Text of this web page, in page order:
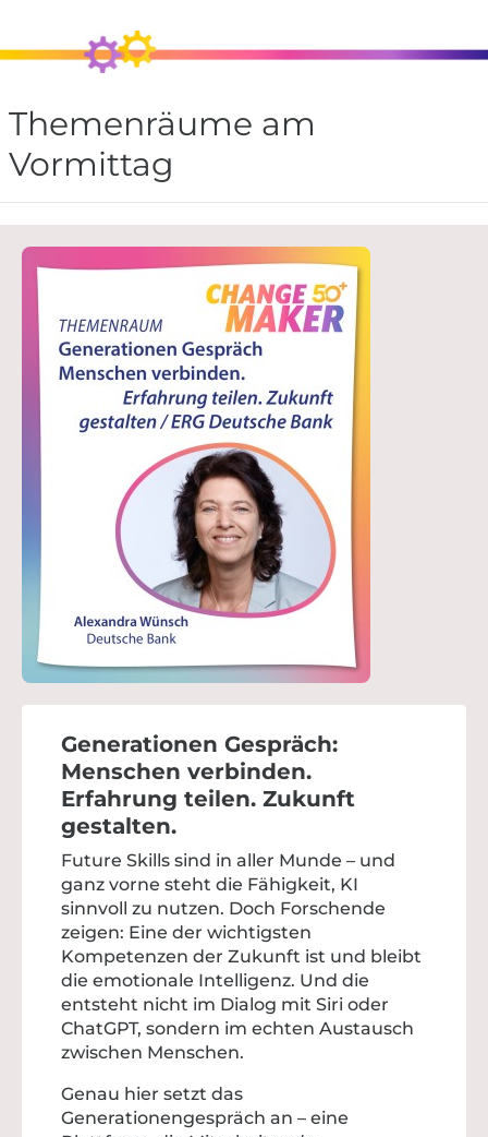
Themenräume am
Vormittag
Generationen Gespräch:
Menschen verbinden.
Erfahrung teilen. Zukunft
gestalten.
Future Skills sind in aller Munde – und
ganz vorne steht die Fähigkeit, KI
sinnvoll zu nutzen. Doch Forschende
zeigen: Eine der wichtigsten
Kompetenzen der Zukunft ist und bleibt
die emotionale Intelligenz. Und die
entsteht nicht im Dialog mit Siri oder
ChatGPT, sondern im echten Austausch
zwischen Menschen.
Genau hier setzt das
Generationengespräch an – eine